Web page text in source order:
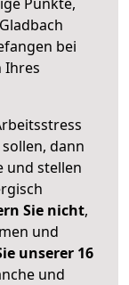
bei
Ihres
dann
und stellen
Sie nicht,
und
unserer 16
und